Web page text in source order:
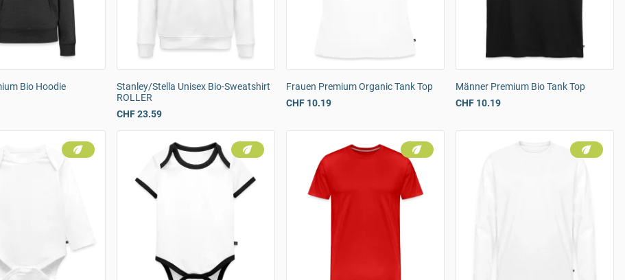
Bio Hoodie
Stanley/Stella Unisex Bio-Sweatshirt
ROLLER
CHF 23.59
Frauen Premium Organic Tank Top
CHF 10.19
Männer Premium Bio Tank Top
CHF 10.19